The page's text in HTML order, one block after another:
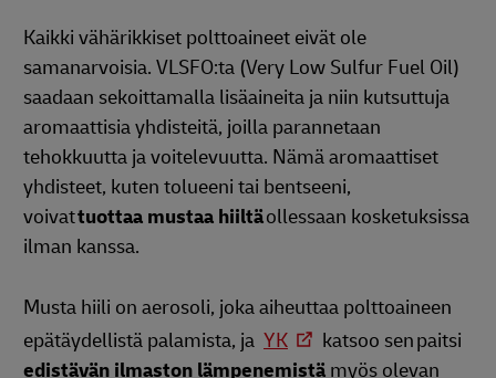
Kaikki vähärikkiset polttoaineet eivät ole
samanarvoisia. VLSFO:ta (Very Low Sulfur Fuel Oil)
saadaan sekoittamalla lisäaineita ja niin kutsuttuja
aromaattisia yhdisteitä, joilla parannetaan
tehokkuutta ja voitelevuutta. Nämä aromaattiset
yhdisteet, kuten tolueeni tai bentseeni,
voivattuottaa mustaa hiiltäollessaan kosketuksissa
ilman kanssa.
Musta hiili on aerosoli, joka aiheuttaa polttoaineen
epätäydellistä palamista, ja YK
katsoo sen paitsi
edistävän ilmaston lämpenemistä myös olevan